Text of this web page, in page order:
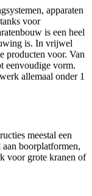
apparaten
voor
is een heel
is. In vrijwel
producten voor. Van
eenvoudige vorm.
allemaal onder 1
meestal een
boorplatformen,
voor grote kranen of